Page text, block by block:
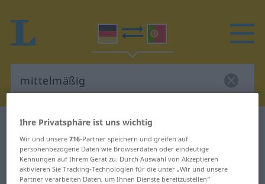
Deutsch-Portugiesisch Wörterbuch
Deutsch-Portugiesisch
Übersetzung für "mittelmäßig"
Ihre Privatsphäre ist uns wichtig
Wir und unsere716-Partner speichern und greifen auf
personenbezogene Daten wie Browserdaten oder eindeutige
Kennungen auf Ihrem Gerät zu. Durch Auswahl von Akzeptieren
aktivieren Sie Tracking-Technologien für die unter „Wir und unsere
Partner verarbeiten Daten, um Ihnen Dienste bereitzustellen“